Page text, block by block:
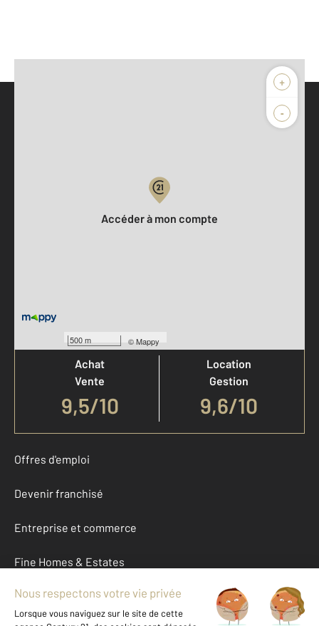
+
-
500 m ©Mappy
Accéder à mon compte
Votre agence est notée
Achat
Vente
9,5/10
Location
Gestion
9,6/10
Offres d'emploi
Devenir franchisé
Entreprise et commerce
Fine Homes & Estates
À propos